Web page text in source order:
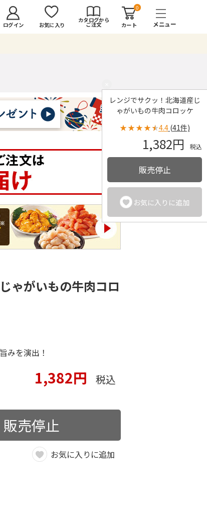
ログイン お気に入り
カタログから
ご注文
0
カート
レンジでサクッ！北海道産じ
ゃがいもの牛肉コロッケ
★★★★★4.4(41件)
1,382円 税込
販売停止
お気に入りに追加
ゃがいもの牛肉コロ
みを演出！
1,382円 税込
販売停止
お気に入りに追加